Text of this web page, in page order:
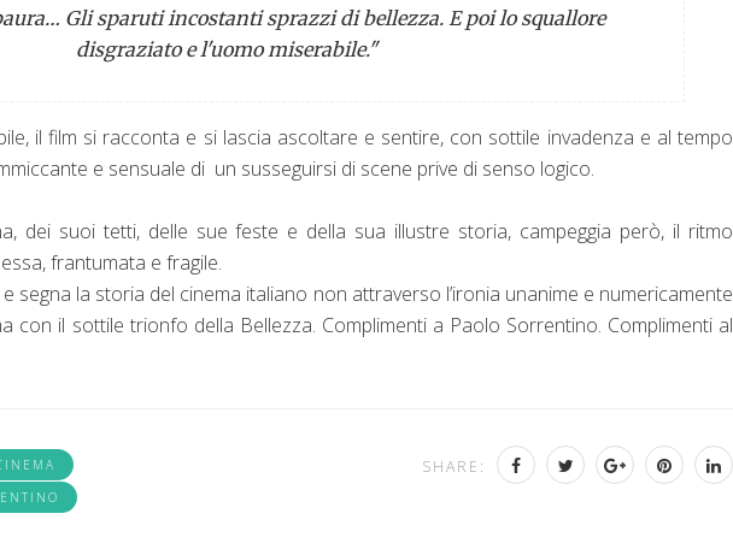
Gli sparuti incostanti sprazzi di bellezza. E poi lo squallore
disgraziato e l'uomo miserabile."
il film si racconta e si lascia ascoltare e sentire, con sottile invadenza e al tempo
e sensuale di un susseguirsi di scene prive di senso logico.
dei suoi tetti, delle sue feste e della sua illustre storia, campeggia però, il ritmo
frantumata e fragile.
segna la storia del cinema italiano non attraverso l’ironia unanime e numericamente
con il sottile trionfo della Bellezza. Complimenti a Paolo Sorrentino. Complimenti al
SHARE: